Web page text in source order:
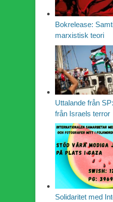
Bokrelease:
marxistisk teori
Uttalande från
från Israels terror
Solidaritet med